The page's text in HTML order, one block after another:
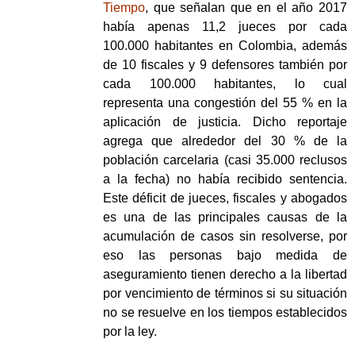
Tiempo, que señalan que en el año 2017
había apenas 11,2 jueces por cada
100.000 habitantes en Colombia, además
de 10 fiscales y 9 defensores también por
cada 100.000 habitantes, lo cual
representa una congestión del 55 % en la
aplicación de justicia. Dicho reportaje
agrega que alrededor del 30 % de la
población carcelaria (casi 35.000 reclusos
a la fecha) no había recibido sentencia.
Este déficit de jueces, fiscales y abogados
es una de las principales causas de la
acumulación de casos sin resolverse, por
eso las personas bajo medida de
aseguramiento tienen derecho a la libertad
por vencimiento de términos si su situación
no se resuelve en los tiempos establecidos
por la ley.